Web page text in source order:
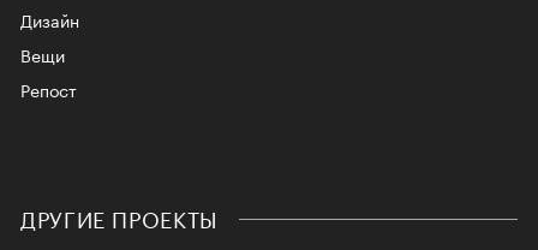
Дизайн
Вещи
Репост
ДРУГИЕ ПРОЕКТЫ